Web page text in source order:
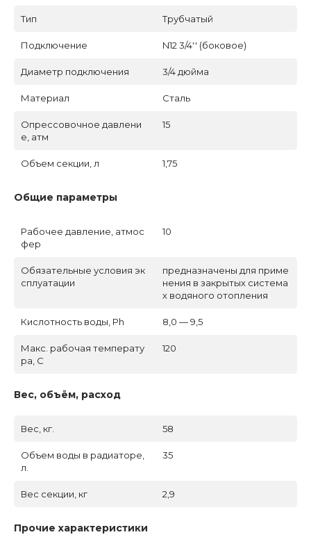
Тип Трубчатый
Подключение N12 3/4'' (боковое)
Диаметр подключения 3/4 дюйма
Материал Сталь
Опрессовочное давлени
е, атм
15
Объем секции, л 1,75
Общие параметры
Рабочее давление, атмос
фер
10
Обязательные условия эк
сплуатации
предназначены для приме
нения в закрытых система
х водяного отопления
Кислотность воды, Ph 8,0 — 9,5
Макс. рабочая температу
ра, C
120
Вес, объём, расход
Вес, кг. 58
Объем воды в радиаторе,
л.
35
Вес секции, кг 2,9
Прочие характеристики